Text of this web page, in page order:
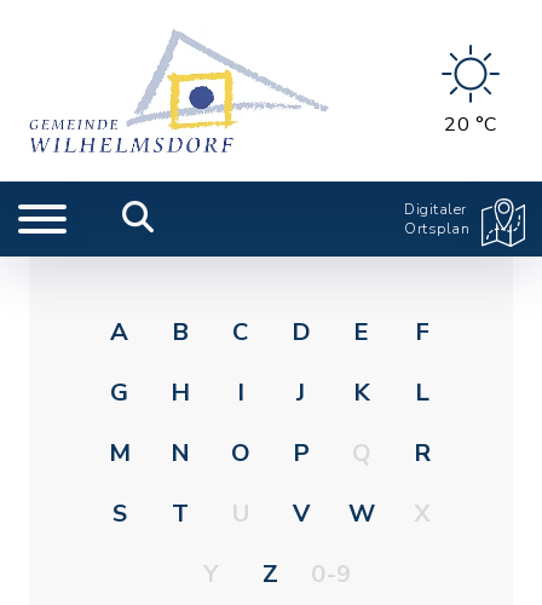
20 °C
Digitaler
Ortsplan
A B C D E
F
G
H I J K
L
M
N O P Q
R
S
T U V W
X
Y
Z 0-9